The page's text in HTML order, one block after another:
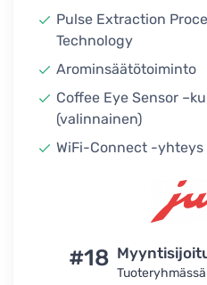
Pulse Extraction
Technology
Arominsäätötoiminto
Coffee Eye Sensor
(valinnainen)
WiFi-Connect -yhteys
#18